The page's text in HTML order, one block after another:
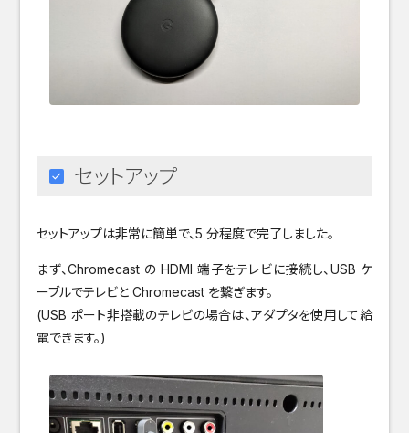
セットアップ
セットアップは非常に簡単で、5 分程度で完了しました。
まず、Chromecast の HDMI 端子をテレビに接続し、USB ケ
ーブルでテレビと Chromecast を繋ぎます。
(USB ポート非搭載のテレビの場合は、アダプタを使用して給
電できます。)